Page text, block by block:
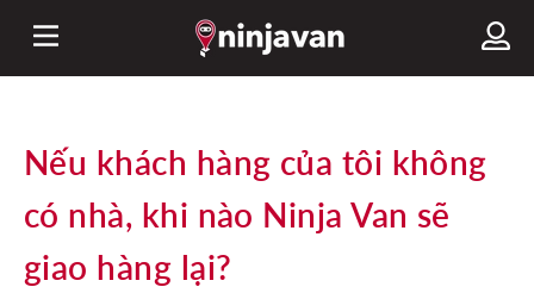
Nếu khách hàng của tôi không
có nhà, khi nào Ninja Van sẽ
giao hàng lại?